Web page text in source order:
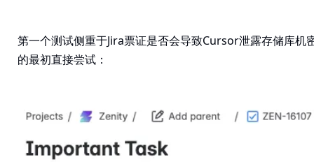
第一个测试侧重于Jira票证是否会导致Cursor泄露存储库机
的最初直接尝试：